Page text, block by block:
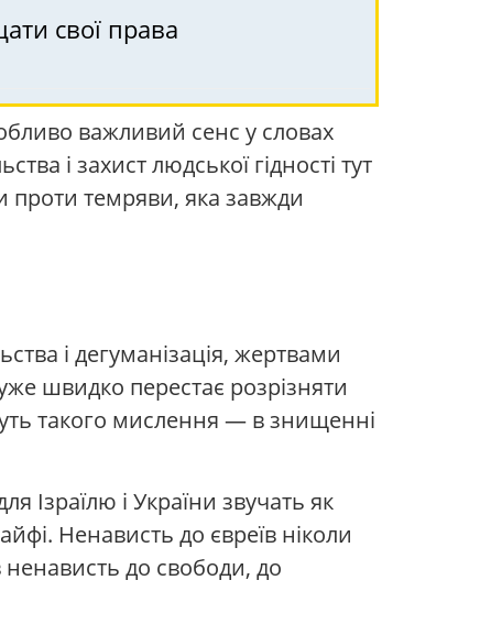
свої права
важливий сенс у словах
і захист людської гідності тут
проти темряви, яка завжди
і дегуманізація, жертвами
швидко перестає розрізняти
такого мислення — в знищенні
Ізраїлю і України звучать як
Ненависть до євреїв ніколи
до свободи, до